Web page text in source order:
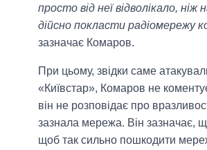
просто від неї відволікало, ніж
дійсно покласти радіомережу
зазначає Комаров.
При цьому, звідки саме
«Київстар», Комаров не
він не розповідає про
зазнала мережа. Він зазначає,
щоб так сильно пошкодити